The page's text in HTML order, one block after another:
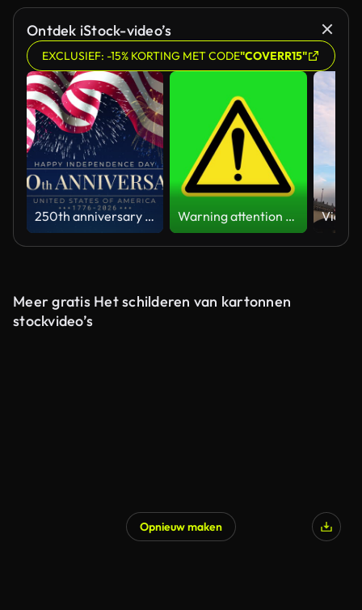
Ontdek iStock-video’s
EXCLUSIEF: -15% KORTING MET CODE"COVERR15"
250th anniversary of the USA. 250 years of independence. 4th of july 2026 usa independence day. banner, US waving flag, fireworks on night sky. Video greeting card. Fourth of july. 4k seamless loop Warning attention yellow hazard message street sign 4k green screen caution animation
Meer gratis Het schilderen van kartonnen
stockvideo’s
Opnieuw maken